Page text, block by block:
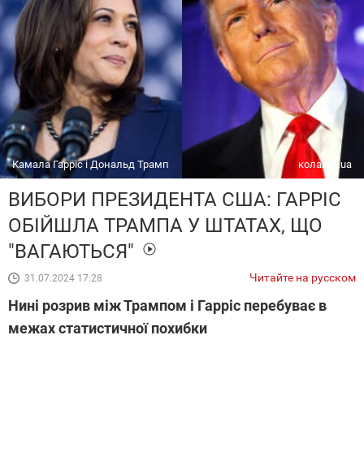
Камала Гарріс і Дональд Трамп колаж 5.ua
ВИБОРИ ПРЕЗИДЕНТА США: ГАРРІС
ОБІЙШЛА ТРАМПА У ШТАТАХ, ЩО
"ВАГАЮТЬСЯ"
31.07.2024 17:28 Читайте на русском
Нині розрив між Трампом і Гарріс перебуває в
межах статистичної похибки